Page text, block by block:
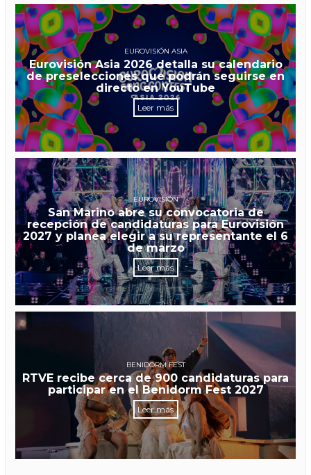
EUROVISIÓN ASIA
Eurovisión Asia 2026 detalla su calendario
de preselecciones que podrán seguirse en
directo en YouTube
Leer más
EUROVISIÓN
San Marino abre su convocatoria de
recepción de candidaturas para Eurovisión
2027 y planea elegir a su representante el 6
de marzo
Leer más
BENIDORM FEST
RTVE recibe cerca de 900 candidaturas para
participar en el Benidorm Fest 2027
Leer más